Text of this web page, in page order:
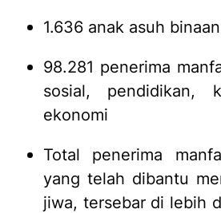
1.636 anak asuh binaan
98.281 penerima
sosial, pendidikan,
ekonomi
Total penerima
yang telah dibantu
jiwa, tersebar di lebih